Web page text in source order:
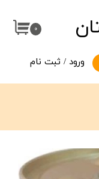
۰
ورود / ثبت نام